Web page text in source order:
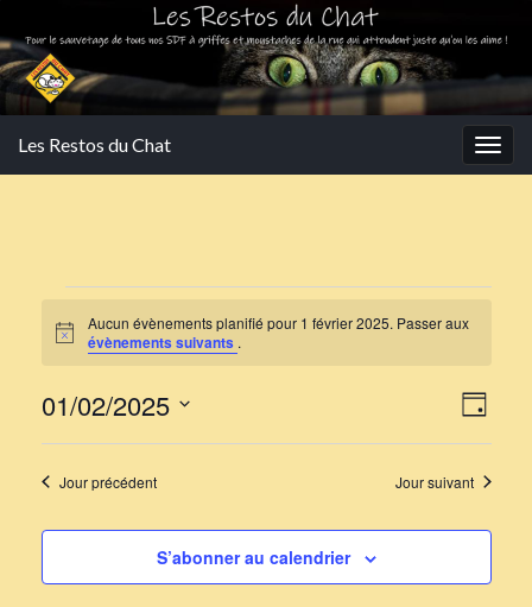
Les Restos du Chat
Évènements for 1 février
Notice
Aucun évènements planifié pour 1 février 2025. Passer aux
évènements suivants .
par
Jour
01/02/2025
date.
Jour précédent Jour suivant
S’abonner au calendrier